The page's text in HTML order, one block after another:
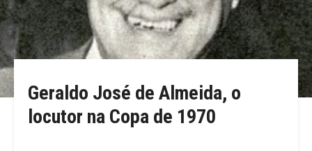
Geraldo José de Almeida, o
locutor na Copa de 1970